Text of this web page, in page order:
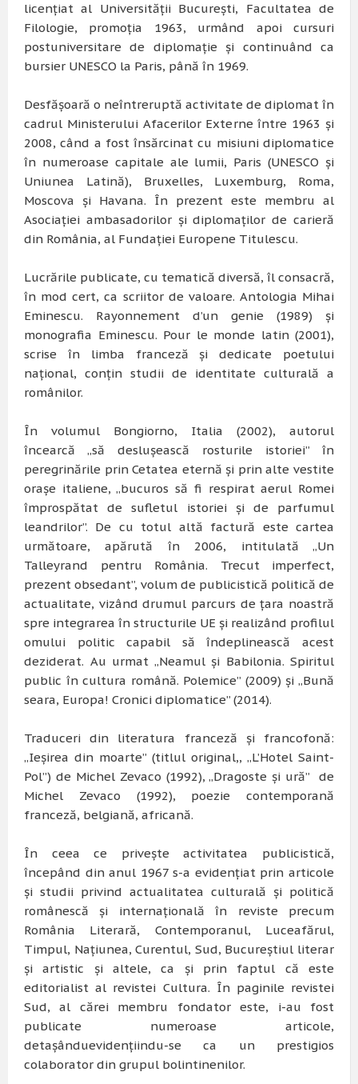
licenţiat al Universităţii Bucureşti, Facultatea de
Filologie, promoţia 1963, urmând apoi cursuri
postuniversitare de diplomaţie şi continuând ca
bursier UNESCO la Paris, până în 1969.
Desfăşoară o neîntreruptă activitate de diplomat în
cadrul Ministerului Afacerilor Externe între 1963 şi
2008, când a fost însărcinat cu misiuni diplomatice
în numeroase capitale ale lumii, Paris (UNESCO şi
Uniunea Latină), Bruxelles, Luxemburg, Roma,
Moscova şi Havana. În prezent este membru al
Asociaţiei ambasadorilor şi diplomaţilor de carieră
din România, al Fundaţiei Europene Titulescu.
Lucrările publicate, cu tematică diversă, îl consacră,
în mod cert, ca scriitor de valoare. Antologia Mihai
Eminescu. Rayonnement d’un genie (1989) şi
monografia Eminescu. Pour le monde latin (2001),
scrise în limba franceză şi dedicate poetului
naţional, conţin studii de identitate culturală a
românilor.
În volumul Bongiorno, Italia (2002), autorul
încearcă „să desluşească rosturile istoriei” în
peregrinările prin Cetatea eternă şi prin alte vestite
oraşe italiene, „bucuros să fi respirat aerul Romei
împrospătat de sufletul istoriei şi de parfumul
leandrilor”. De cu totul altă factură este cartea
următoare, apărută în 2006, intitulată „Un
Talleyrand pentru România. Trecut imperfect,
prezent obsedant”, volum de publicistică politică de
actualitate, vizând drumul parcurs de ţara noastră
spre integrarea în structurile UE şi realizând profilul
omului politic capabil să îndeplinească acest
deziderat. Au urmat „Neamul şi Babilonia. Spiritul
public în cultura română. Polemice” (2009) şi „Bună
seara, Europa! Cronici diplomatice” (2014).
Traduceri din literatura franceză şi francofonă:
„Ieşirea din moarte” (titlul original,, „L’Hotel Saint-
Pol”) de Michel Zevaco (1992), „Dragoste şi ură” de
Michel Zevaco (1992), poezie contemporană
franceză, belgiană, africană.
În ceea ce priveşte activitatea publicistică,
începând din anul 1967 s-a evidenţiat prin articole
şi studii privind actualitatea culturală şi politică
românescă şi internaţională în reviste precum
România Literară, Contemporanul, Luceafărul,
Timpul, Naţiunea, Curentul, Sud, Bucureştiul literar
şi artistic şi altele, ca şi prin faptul că este
editorialist al revistei Cultura. În paginile revistei
Sud, al cărei membru fondator este, i-au fost
publicate numeroase articole,
detașânduevidenţiindu-se ca un prestigios
colaborator din grupul bolintinenilor.